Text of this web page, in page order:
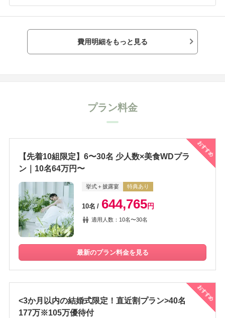
費用明細をもっと見る
プラン料金
おすすめ
【先着10組限定】6〜30名 少人数×美食WDプラ
ン｜10名64万円〜
挙式＋披露宴 特典あり
10名 644,765円
適用人数：10名〜30名
最新のプラン料金を見る
おすすめ
<3か月以内の結婚式限定！直近割プラン>40名
177万※105万優待付